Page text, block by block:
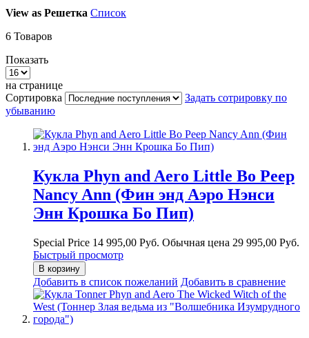
View as Решетка Список
6 Товаров
Показать
на странице
Сортировка
Задать сотрировку по
убыванию
Кукла Phyn and Aero Little Bo Peep
Nancy Ann (Фин энд Аэро Нэнси
Энн Крошка Бо Пип)
Special Price 14 995,00 Руб. Обычная цена 29 995,00 Руб.
Быстрый просмотр
В корзину
Добавить в список пожеланий Добавить в сравнение